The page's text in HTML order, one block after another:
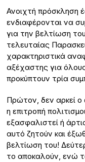
Ανοιχτή πρόσκληση
ενδιαφέρονται να
για την βελτίωση
τελευταίας
χαρακτηριστικά
αξέχαστης για
προκύπτουν τρία
Πρώτον, δεν αρκεί ο
η επιτροπή
εξασφαλιστεί ή
αυτό ζητούν και
βελτίωση του!
το αποκαλούν, ενώ